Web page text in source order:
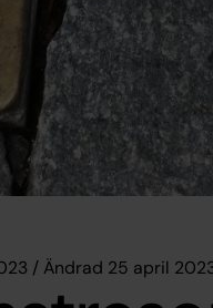
/ Ändrad 25 april